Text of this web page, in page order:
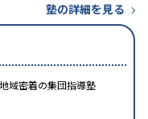
塾の詳細を見る
域密着の集団指導塾